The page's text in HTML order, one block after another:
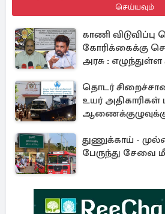
செய்யவும்
காணி
கோரிக்கைக்கு
அரசு : எழுந்துள்ள
தொடர்
உயர்
துணுக்காய் -
பேருந்து சேவை